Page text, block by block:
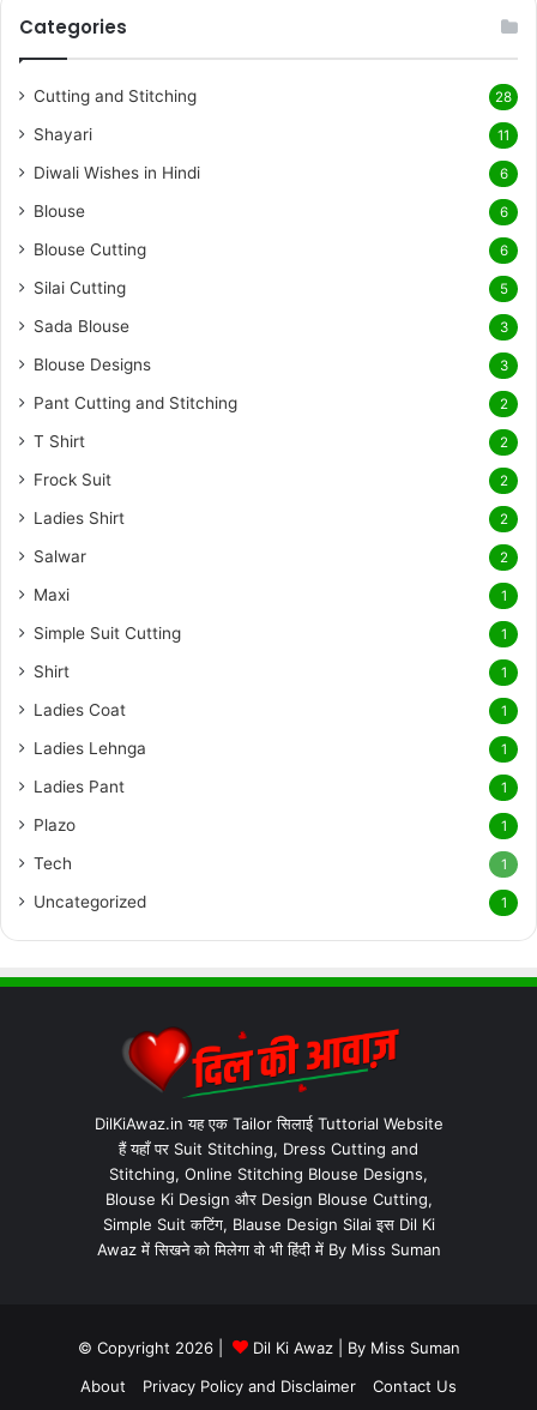
Categories
Cutting and Stitching 28
Shayari 11
Diwali Wishes in Hindi 6
Blouse 6
Blouse Cutting 6
Silai Cutting 5
Sada Blouse 3
Blouse Designs 3
Pant Cutting and Stitching 2
T Shirt 2
Frock Suit 2
Ladies Shirt 2
Salwar 2
Maxi 1
Simple Suit Cutting 1
Shirt 1
Ladies Coat 1
Ladies Lehnga 1
Ladies Pant 1
Plazo 1
Tech 1
Uncategorized 1
DilKiAwaz.in यह एक Tailor सिलाई Tuttorial Website
हैं यहाँ पर Suit Stitching, Dress Cutting and
Stitching, Online Stitching Blouse Designs,
Blouse Ki Design और Design Blouse Cutting,
Simple Suit कटिंग, Blause Design Silai इस Dil Ki
Awaz में सिखने को मिलेगा वो भी हिंदी में By Miss Suman
© Copyright 2026 | Dil Ki Awaz| By Miss Suman
About
Privacy Policy and Disclaimer Contact Us